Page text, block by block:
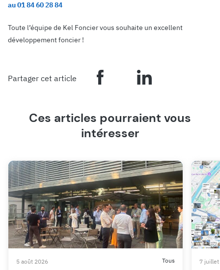
au 01 84 60 28 84
Toute l’équipe de Kel Foncier vous souhaite un excellent
développement foncier !
Partager cet article
Ces articles pourraient vous
intéresser
5 août 2026 Tous 7